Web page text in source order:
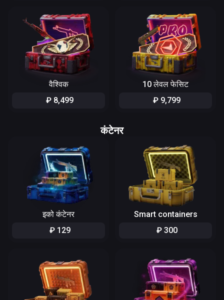
वैश्विक
₽ 8,499
10 लेवल फेसिट
₽ 9,799
कंटेनर
इको कंटेनर
₽ 129
Smart containers
₽ 300